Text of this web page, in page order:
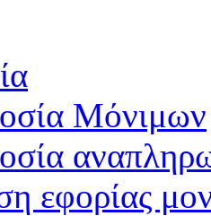
Μόνιμων
εφορίας